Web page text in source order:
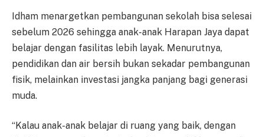
Idham menargetkan pembangunan sekolah bisa selesai
sebelum 2026 sehingga anak-anak Harapan Jaya dapat
belajar dengan fasilitas lebih layak. Menurutnya,
pendidikan dan air bersih bukan sekadar pembangunan
fisik, melainkan investasi jangka panjang bagi generasi
muda.
“Kalau anak-anak belajar di ruang yang baik, dengan